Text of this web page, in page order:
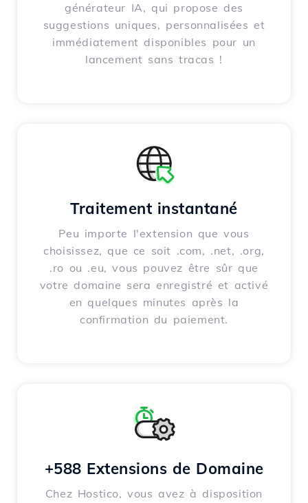
générateur IA, qui propose des
suggestions uniques, personnalisées et
immédiatement disponibles pour un
lancement sans tracas !
Traitement instantané
Peu importe l'extension que vous
choisissez, que ce soit .com, .net, .org,
.ro ou .eu, vous pouvez être sûr que
votre domaine sera enregistré et activé
en quelques minutes après la
confirmation du paiement.
+588 Extensions de Domaine
Chez Hostico, vous avez à disposition